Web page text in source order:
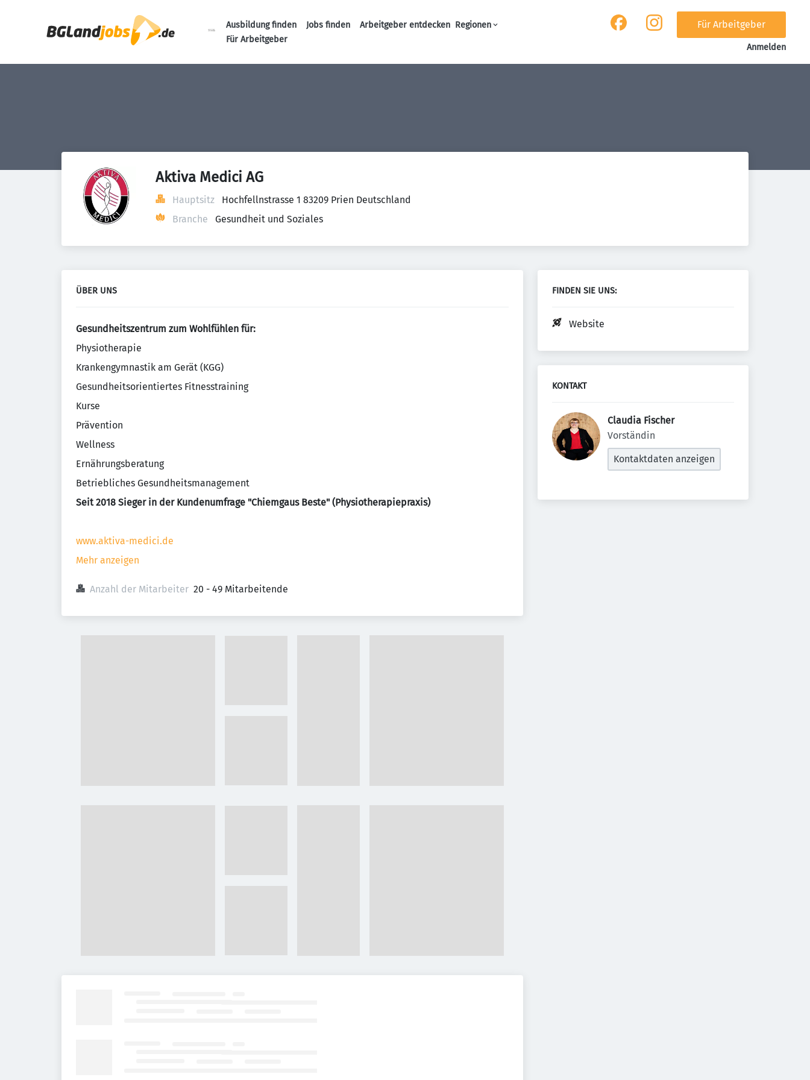
Ausbildung finden Jobs finden Arbeitgeber entdecken Regionen
Für Arbeitgeber
Für Arbeitgeber
Anmelden
Aktiva Medici AG
Hauptsitz
Hochfellnstrasse 1 83209 Prien Deutschland
Branche
Gesundheit und Soziales
ÜBER UNS
Gesundheitszentrum zum Wohlfühlen für:
Physiotherapie
Krankengymnastik am Gerät (KGG)
Gesundheitsorientiertes Fitnesstraining
Kurse
Prävention
Wellness
Ernährungsberatung
Betriebliches Gesundheitsmanagement
Seit 2018 Sieger in der Kundenumfrage "Chiemgaus Beste" (Physiotherapiepraxis)
www.aktiva-medici.de
Mehr anzeigen
Anzahl der Mitarbeiter 20 - 49 Mitarbeitende
FINDEN SIE UNS:
Website
KONTAKT
Claudia Fischer
Vorständin
Kontaktdaten anzeigen